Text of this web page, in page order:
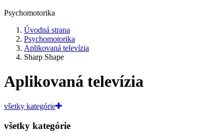
Psychomotorika
Úvodná strana
Psychomotorika
Aplikovaná televízia
Sharp Shape
Aplikovaná televízia
všetky kategórie
všetky kategórie